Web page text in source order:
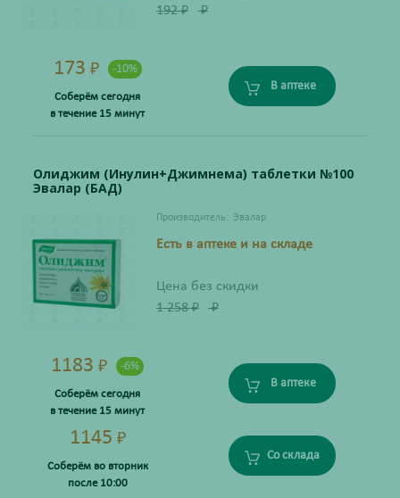
192₽ ₽
173 ₽ -10%
Соберём сегодня
в течение 15 минут
В аптеке
Олиджим (Инулин+Джимнема) таблетки №100
Эвалар (БАД)
Производитель: Эвалар
Есть в аптеке и на складе
Цена без скидки
1 258₽ ₽
1183 ₽ -6%
Соберём сегодня
в течение 15 минут
В аптеке
1145 ₽
Соберём во вторник
после 10:00
Со склада